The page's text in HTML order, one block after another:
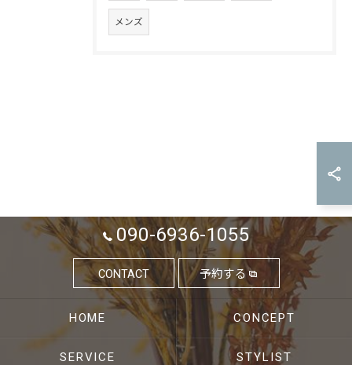
メンズ
090-6936-1055
CONTACT 予約する
HOME CONCEPT
SERVICE STYLIST